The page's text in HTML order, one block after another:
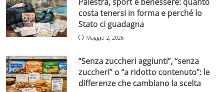
costa tenersi in forma e perché lo
Stato ci guadagna
Maggio 2, 2026
“Senza zuccheri aggiunti”, “senza
zuccheri” o “a ridotto contenuto”: le
differenze che cambiano la scelta